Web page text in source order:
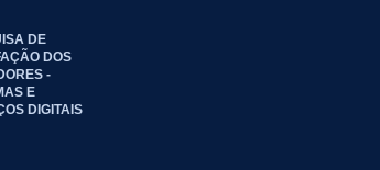
DE
DOS
-
E
DIGITAIS